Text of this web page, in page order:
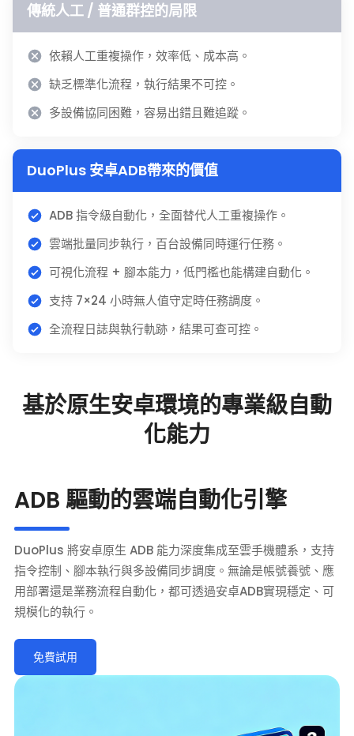
傳統人工 / 普通群控的局限
依賴人工重複操作，效率低、成本高。
缺乏標準化流程，執行結果不可控。
多設備協同困難，容易出錯且難追蹤。
DuoPlus 安卓ADB帶來的價值
ADB 指令級自動化，全面替代人工重複操作。
雲端批量同步執行，百台設備同時運行任務。
可視化流程 + 腳本能力，低門檻也能構建自動化。
支持 7×24 小時無人值守定時任務調度。
全流程日誌與執行軌跡，結果可查可控。
基於原生安卓環境的專業級自動
化能力
ADB 驅動的雲端自動化引擎
DuoPlus 將安卓原生 ADB 能力深度集成至雲手機體系，支持
指令控制、腳本執行與多設備同步調度。無論是帳號養號、應
用部署還是業務流程自動化，都可透過安卓ADB實現穩定、可
規模化的執行。
免費試用